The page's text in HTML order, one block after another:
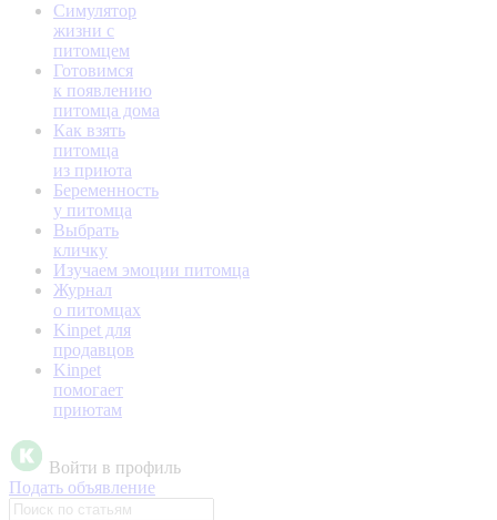
Симулятор
жизни с
питомцем
Готовимся
к появлению
питомца дома
Как взять
питомца
из приюта
Беременность
у питомца
Выбрать
кличку
Изучаем эмоции питомца
Журнал
о питомцах
Kinpet для
продавцов
Kinpet
помогает
приютам
Войти в профиль
Подать объявление